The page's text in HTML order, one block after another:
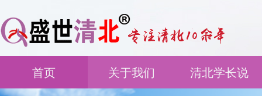
首页 关于我们 清北学长说